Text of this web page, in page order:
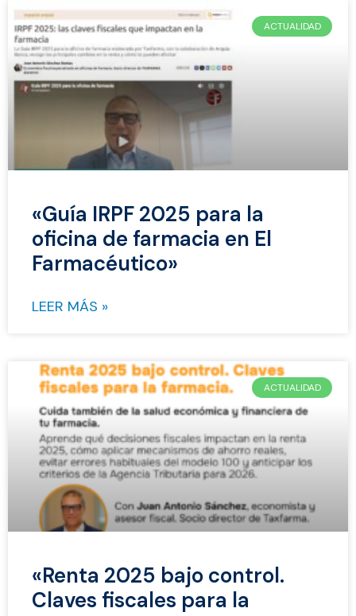
ACTUALIDAD
«Guía IRPF 2025 para la
oficina de farmacia en El
Farmacéutico»
LEER MÁS »
ACTUALIDAD
«Renta 2025 bajo control.
Claves fiscales para la